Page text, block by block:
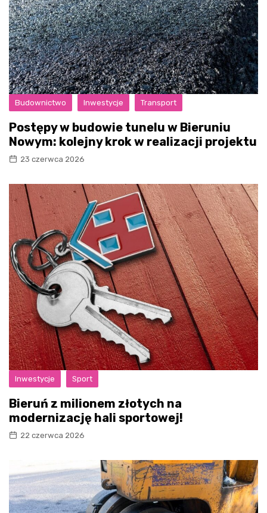
Budownictwo Inwestycje Transport
Postępy w budowie tunelu w Bieruniu
Nowym: kolejny krok w realizacji projektu
23 czerwca 2026
Inwestycje Sport
Bieruń z milionem złotych na
modernizację hali sportowej!
22 czerwca 2026